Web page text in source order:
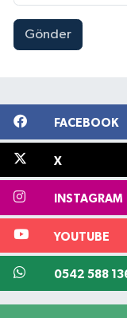
Gönder
FACEBOOK
X
INSTAGRAM
YOUTUBE
0542 588